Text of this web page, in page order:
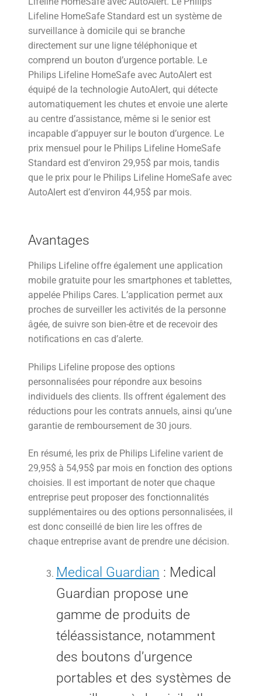
Lifeline HomeSafe Standard est un système de
surveillance à domicile qui se branche
directement sur une ligne téléphonique et
comprend un bouton d’urgence portable. Le
Philips Lifeline HomeSafe avec AutoAlert est
équipé de la technologie AutoAlert, qui détecte
automatiquement les chutes et envoie une alerte
au centre d’assistance, même si le senior est
incapable d’appuyer sur le bouton d’urgence. Le
prix mensuel pour le Philips Lifeline HomeSafe
Standard est d’environ 29,95$ par mois, tandis
que le prix pour le Philips Lifeline HomeSafe avec
AutoAlert est d’environ 44,95$ par mois.
Avantages
Philips Lifeline offre également une application
mobile gratuite pour les smartphones et tablettes,
appelée Philips Cares. L’application permet aux
proches de surveiller les activités de la personne
âgée, de suivre son bien-être et de recevoir des
notifications en cas d’alerte.
Philips Lifeline propose des options
personnalisées pour répondre aux besoins
individuels des clients. Ils offrent également des
réductions pour les contrats annuels, ainsi qu’une
garantie de remboursement de 30 jours.
En résumé, les prix de Philips Lifeline varient de
29,95$ à 54,95$ par mois en fonction des options
choisies. Il est important de noter que chaque
entreprise peut proposer des fonctionnalités
supplémentaires ou des options personnalisées, il
est donc conseillé de bien lire les offres de
chaque entreprise avant de prendre une décision.
Medical Guardian : Medical
Guardian propose une
gamme de produits de
téléassistance, notamment
des boutons d’urgence
portables et des systèmes de